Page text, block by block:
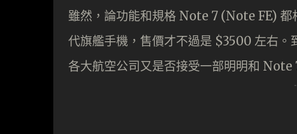
雖然，論功能和規格 Note 7 (Note FE) 都
代旗艦手機，售價才不過是 $3500 左右
各大航空公司又是否接受一部明明和